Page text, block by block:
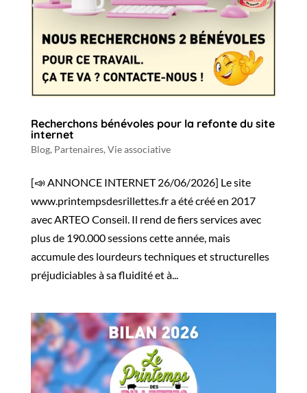
Recherchons bénévoles pour la refonte du site
internet
Blog, Partenaires, Vie associative
[📣 ANNONCE INTERNET 26/06/2026] Le site
www.printempsdesrillettes.fr a été créé en 2017
avec ARTEO Conseil. Il rend de fiers services avec
plus de 190.000 sessions cette année, mais
accumule des lourdeurs techniques et structurelles
préjudiciables à sa fluidité et à...